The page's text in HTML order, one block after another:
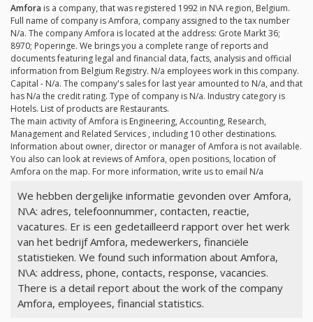
Amfora is a company, that was registered 1992 in N\A region, Belgium.
Full name of company is Amfora, company assigned to the tax number
N/a. The company Amfora is located at the address: Grote Markt 36;
8970; Poperinge. We brings you a complete range of reports and
documents featuring legal and financial data, facts, analysis and official
information from Belgium Registry. N/a employees work in this company.
Capital - N/a. The company's sales for last year amounted to N/a, and that
has N/a the credit rating. Type of company is N/a. Industry category is
Hotels. List of products are Restaurants.
The main activity of Amfora is Engineering, Accounting, Research,
Management and Related Services , including 10 other destinations.
Information about owner, director or manager of Amfora is not available.
You also can look at reviews of Amfora, open positions, location of
Amfora on the map. For more information, write us to email N/a
We hebben dergelijke informatie gevonden over Amfora,
N\A: adres, telefoonnummer, contacten, reactie,
vacatures. Er is een gedetailleerd rapport over het werk
van het bedrijf Amfora, medewerkers, financiële
statistieken. We found such information about Amfora,
N\A: address, phone, contacts, response, vacancies.
There is a detail report about the work of the company
Amfora, employees, financial statistics.